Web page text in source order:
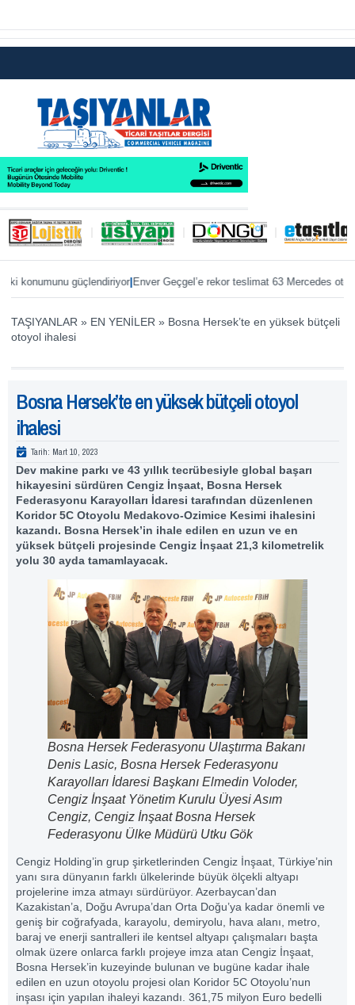
güçlendiriyor|Enver Geçgel’e rekor teslimat 63 Mercedes otobüs
TAŞIYANLAR » EN YENİLER » Bosna Hersek’te en yüksek bütçeli
otoyol ihalesi
Bosna Hersek’te en yüksek bütçeli otoyol
ihalesi
Tarih: Mart 10, 2023
Dev makine parkı ve 43 yıllık tecrübesiyle global başarı
hikayesini sürdüren Cengiz İnşaat, Bosna Hersek
Federasyonu Karayolları İdaresi tarafından düzenlenen
Koridor 5C Otoyolu Medakovo-Ozimice Kesimi ihalesini
kazandı. Bosna Hersek’in ihale edilen en uzun ve en
yüksek bütçeli projesinde Cengiz İnşaat 21,3 kilometrelik
yolu 30 ayda tamamlayacak.
Bosna Hersek Federasyonu Ulaştırma Bakanı
Denis Lasic, Bosna Hersek Federasyonu
Karayolları İdaresi Başkanı Elmedin Voloder,
Cengiz İnşaat Yönetim Kurulu Üyesi Asım
Cengiz, Cengiz İnşaat Bosna Hersek
Federasyonu Ülke Müdürü Utku Gök
Cengiz Holding’in grup şirketlerinden Cengiz İnşaat, Türkiye’nin
yanı sıra dünyanın farklı ülkelerinde büyük ölçekli altyapı
projelerine imza atmayı sürdürüyor. Azerbaycan’dan
Kazakistan’a, Doğu Avrupa’dan Orta Doğu’ya kadar önemli ve
geniş bir coğrafyada, karayolu, demiryolu, hava alanı, metro,
baraj ve enerji santralleri ile kentsel altyapı çalışmaları başta
olmak üzere onlarca farklı projeye imza atan Cengiz İnşaat,
Bosna Hersek’in kuzeyinde bulunan ve bugüne kadar ihale
edilen en uzun otoyolu projesi olan Koridor 5C Otoyolu’nun
inşası için yapılan ihaleyi kazandı. 361,75 milyon Euro bedelli